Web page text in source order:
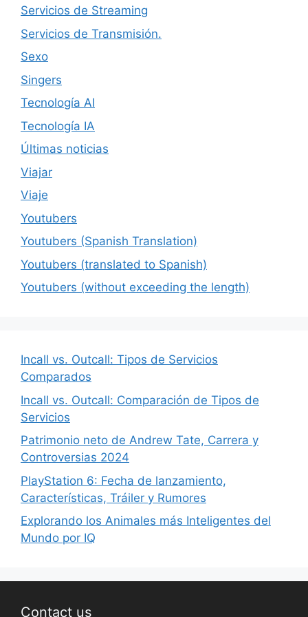
Servicios de Streaming
Servicios de Transmisión.
Sexo
Singers
Tecnología AI
Tecnología IA
Últimas noticias
Viajar
Viaje
Youtubers
Youtubers (Spanish Translation)
Youtubers (translated to Spanish)
Youtubers (without exceeding the length)
Incall vs. Outcall: Tipos de Servicios
Comparados
Incall vs. Outcall: Comparación de Tipos de
Servicios
Patrimonio neto de Andrew Tate, Carrera y
Controversias 2024
PlayStation 6: Fecha de lanzamiento,
Características, Tráiler y Rumores
Explorando los Animales más Inteligentes del
Mundo por IQ
Contact us